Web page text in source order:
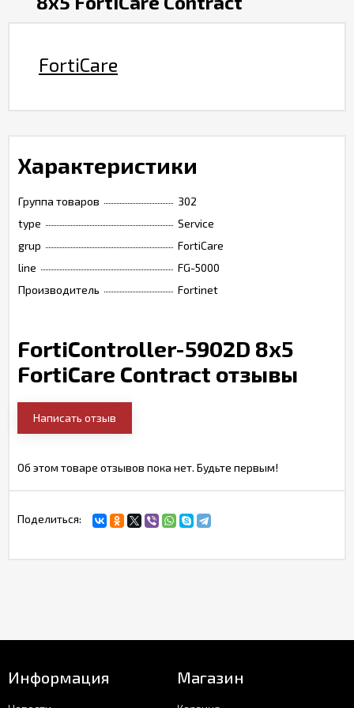
FortiCare
Характеристики
Группа товаров
302
type
Service
grup
FortiCare
line
FG-5000
Производитель
Fortinet
FortiController-5902D 8x5
FortiCare Contract отзывы
Написать отзыв
Об этом товаре отзывов пока нет. Будьте первым!
Поделиться:
Информация Магазин